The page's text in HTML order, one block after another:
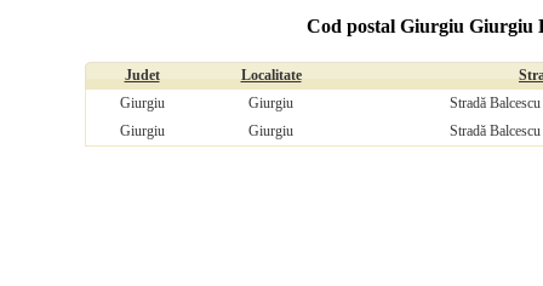
Cod postal Giurgiu Giurgiu
Judet Localitate
Giurgiu
Giurgiu
Stradă
Giurgiu
Giurgiu Stradă